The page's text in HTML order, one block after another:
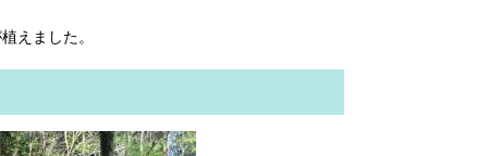
えました。